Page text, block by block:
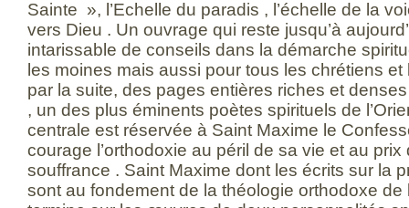
Sainte », l’Echelle du paradis , l’échelle de la
vers Dieu . Un ouvrage qui reste jusqu’à
intarissable de conseils dans la démarche
les moines mais aussi pour tous les chrétiens
par la suite, des pages entières riches et
, un des plus éminents poètes spirituels de
centrale est réservée à Saint Maxime le
courage l’orthodoxie au péril de sa vie et au
souffrance . Saint Maxime dont les écrits sur la
sont au fondement de la théologie orthodoxe de